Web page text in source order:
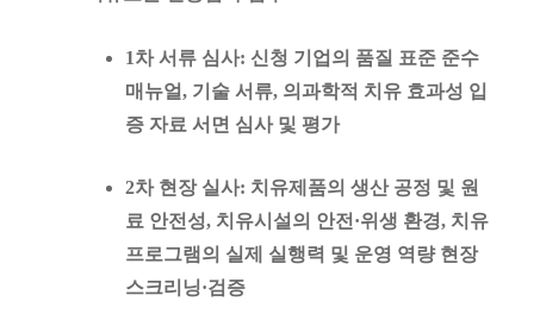
1차 서류 심사: 신청 기업의 품질 표준 준수
매뉴얼, 기술 서류, 의과학적 치유 효과성 입
증 자료 서면 심사 및 평가
2차 현장 실사: 치유제품의 생산 공정 및 원
료 안전성, 치유시설의 안전·위생 환경, 치유
프로그램의 실제 실행력 및 운영 역량 현장
스크리닝·검증